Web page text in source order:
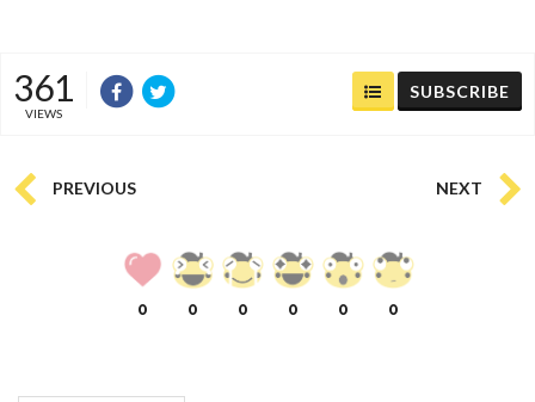
361
VIEWS
SUBSCRIBE
PREVIOUS NEXT
0 0 0 0 0 0